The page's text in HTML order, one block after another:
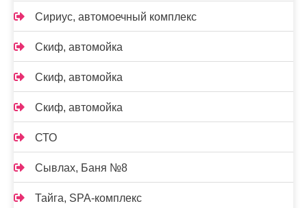
Сириус, автомоечный комплекс
Скиф, автомойка
Скиф, автомойка
Скиф, автомойка
СТО
Сывлах, Баня №8
Тайга, SPA-комплекс